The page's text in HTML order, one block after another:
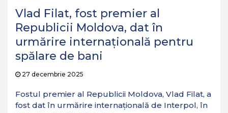
Vlad Filat, fost premier al
Republicii Moldova, dat în
urmărire internațională pentru
spălare de bani
27 decembrie 2025
Fostul premier al Republicii Moldova, Vlad Filat, a
fost dat în urmărire internațională de Interpol, în